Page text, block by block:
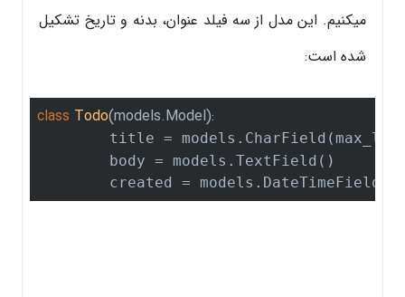
میکنیم. این مدل از سه فیلد عنوان، بدنه و تاریخ تشکیل
شده است:
class Todo(models.Model):
title =
	created = models.DateTimeField()